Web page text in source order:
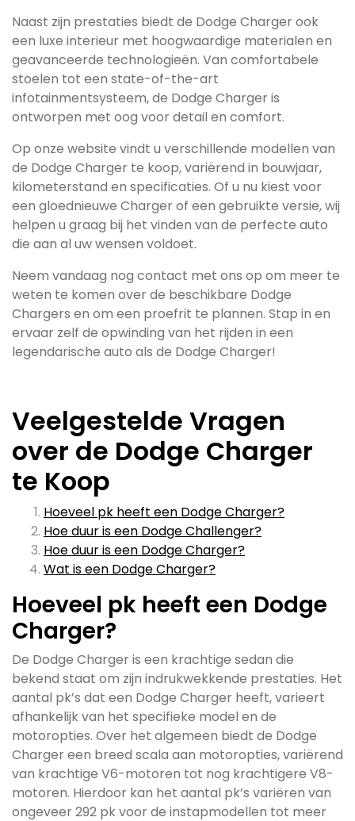
Naast zijn prestaties biedt de Dodge Charger ook
een luxe interieur met hoogwaardige materialen en
geavanceerde technologieën. Van comfortabele
stoelen tot een state-of-the-art
infotainmentsysteem, de Dodge Charger is
ontworpen met oog voor detail en comfort.
Op onze website vindt u verschillende modellen van
de Dodge Charger te koop, variërend in bouwjaar,
kilometerstand en specificaties. Of u nu kiest voor
een gloednieuwe Charger of een gebruikte versie, wij
helpen u graag bij het vinden van de perfecte auto
die aan al uw wensen voldoet.
Neem vandaag nog contact met ons op om meer te
weten te komen over de beschikbare Dodge
Chargers en om een proefrit te plannen. Stap in en
ervaar zelf de opwinding van het rijden in een
legendarische auto als de Dodge Charger!
Veelgestelde Vragen
over de Dodge Charger
te Koop
Hoeveel pk heeft een Dodge Charger?
Hoe duur is een Dodge Challenger?
Hoe duur is een Dodge Charger?
Wat is een Dodge Charger?
Hoeveel pk heeft een Dodge
Charger?
De Dodge Charger is een krachtige sedan die
bekend staat om zijn indrukwekkende prestaties. Het
aantal pk’s dat een Dodge Charger heeft, varieert
afhankelijk van het specifieke model en de
motoropties. Over het algemeen biedt de Dodge
Charger een breed scala aan motoropties, variërend
van krachtige V6-motoren tot nog krachtigere V8-
motoren. Hierdoor kan het aantal pk’s variëren van
ongeveer 292 pk voor de instapmodellen tot meer